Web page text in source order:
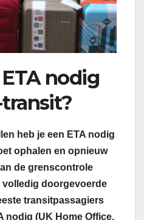
nodig
heb je een ETA nodig
ophalen en opnieuw
de grenscontrole
volledig doorgevoerde
transitpassagiers
nodig (UK Home Office,